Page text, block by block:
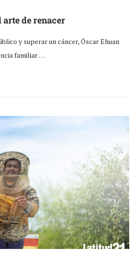
arte de renacer
y superar un cáncer, Óscar Ehuan
familiar …